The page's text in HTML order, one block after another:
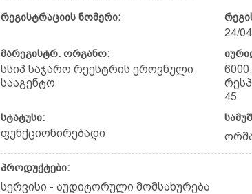
რეგისტრაციის ნომერი:
24/
მარეგისტრ. ორგანო:
სსიპ საჯარო რეესტრის ეროვნული
სააგენტო
45
სტატუსი:
ფუნქციონირებადი
პროდუქტები:
სერვისი - აუდიტორული მომსახურება